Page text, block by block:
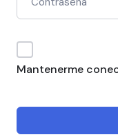
Mantenerme